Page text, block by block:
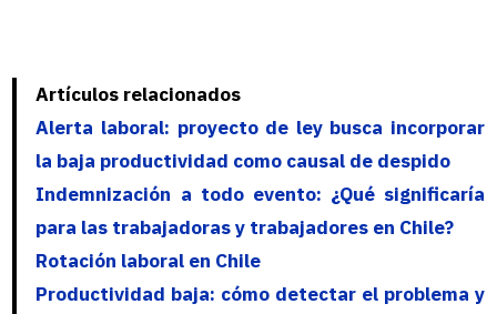
Artículos relacionados
Alerta laboral: proyecto de ley busca incorporar
la baja productividad como causal de despido
Indemnización a todo evento: ¿Qué significaría
para las trabajadoras y trabajadores en Chile?
Rotación laboral en Chile
Productividad baja: cómo detectar el problema y